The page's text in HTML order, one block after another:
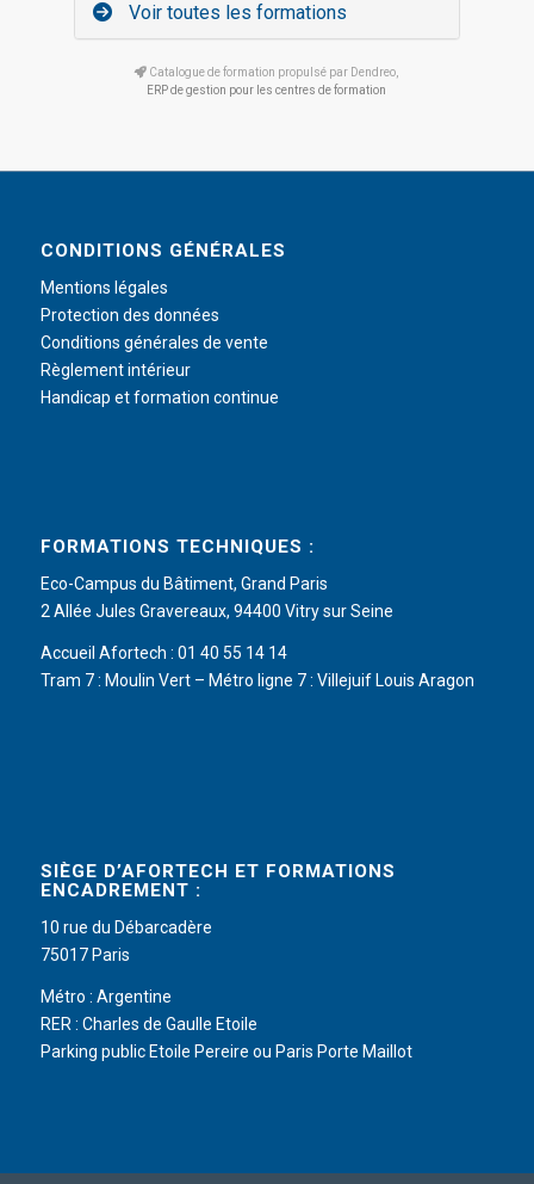
Voir toutes les formations
Catalogue de formation propulsé par Dendreo,
ERP de gestion pour les centres de formation
CONDITIONS GÉNÉRALES
Mentions légales
Protection des données
Conditions générales de vente
Règlement intérieur
Handicap et formation continue
FORMATIONS TECHNIQUES :
Eco-Campus du Bâtiment, Grand Paris
2 Allée Jules Gravereaux, 94400 Vitry sur Seine
Accueil Afortech : 01 40 55 14 14
Tram 7 : Moulin Vert – Métro ligne 7 : Villejuif Louis Aragon
SIÈGE D’AFORTECH ET FORMATIONS
ENCADREMENT :
10 rue du Débarcadère
75017 Paris
Métro : Argentine
RER : Charles de Gaulle Etoile
Parking public Etoile Pereire ou Paris Porte Maillot